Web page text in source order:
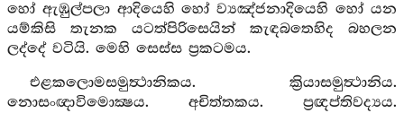
හෝ ඇඹුල්පලා ආදියෙහි හෝ ව්‍යඤ්ජනාදියෙහි හෝ යන
යම්කිසි තැනක යටත්පිරිසෙයින් කැඳබතෙහිද බහලන
ලද්දේ වටියි. මෙහි සෙස්ස ප්‍රකටමය.
එළකලොමසමුත්‍ථානිකය. ක්‍රියාසමුත්‍ථානිය.
නොසංඥාවිමොක්‍ෂය. අචිත්තකය. ප්‍රඥප්තිවද්‍යය.